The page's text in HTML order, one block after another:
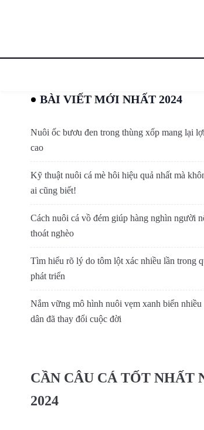
BÀI VIẾT MỚI NHẤT 2024
Nuôi ốc bươu đen trong thùng xốp mang lại
cao
Kỹ thuật nuôi cá mè hôi hiệu quả nhất mà
ai cũng biết!
Cách nuôi cá vồ đém giúp hàng nghìn người
thoát nghèo
Tìm hiểu rõ lý do tôm lột xác nhiều lần trong
phát triển
Nắm vững mô hình nuôi vẹm xanh biển nhiều
dân đã thay đổi cuộc đời
CẦN CÂU CÁ TỐT NHẤT
2024